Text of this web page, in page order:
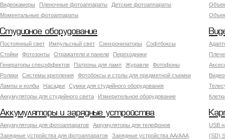
Видеокамеры
Пленочные фотоаппараты
Детские фотоаппараты
Моментальные фотоаппараты
Студийное оборудование
Постоянный свет Импульсный свет Синхронизаторы
Софтбоксы
Стойки
Фотозонты Отражатели и панели
Переходники
Генераторы спецэффектов
Патроны для ламп Журавли
Фотофоны
Ролики
Системы крепления
Фотобоксы и столы для предметной съемки
Лампы и колбы
Насадки
Сумки для студийного оборудования
Аккумуляторы для студийного света
Измерительное оборудование
Аккумуляторы и зарядные устройства
Аккумуляторы для фотоаппаратов
Аккумуляторы для телефонов
Зарядные устройства для фотоаппаратов
Зарядные устройства AA/AAA
USB
(SD)